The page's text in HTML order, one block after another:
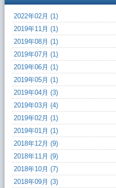
2022年02月 (1)
2019年11月 (1)
2019年08月 (1)
2019年07月 (1)
2019年06月 (1)
2019年05月 (1)
2019年04月 (3)
2019年03月 (4)
2019年02月 (1)
2019年01月 (1)
2018年12月 (9)
2018年11月 (9)
2018年10月 (7)
2018年09月 (3)